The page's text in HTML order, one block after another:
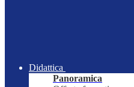
Didattica
Panoramica